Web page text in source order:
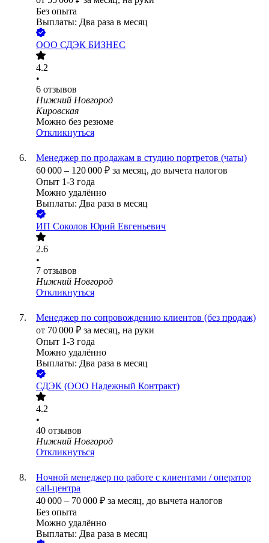
Без опыта
Выплаты: Два раза в месяц
ООО СДЭК БИЗНЕС
4.2
•
6 отзывов
Нижний Новгород
Кировская
Можно без резюме
Откликнуться
Менеджер по продажам в студию портретов (чаты)
60 000 – 120 000 ₽ за месяц, до вычета налогов
Опыт 1-3 года
Можно удалённо
Выплаты: Два раза в месяц
ИП Соколов Юрий Евгеньевич
2.6
•
7 отзывов
Нижний Новгород
Откликнуться
Менеджер по сопровождению клиентов (без продаж)
от 70 000 ₽ за месяц, на руки
Опыт 1-3 года
Можно удалённо
Выплаты: Два раза в месяц
СДЭК (ООО Надежный Контракт)
4.2
•
40 отзывов
Нижний Новгород
Откликнуться
Ночной менеджер по работе с клиентами / оператор
call-центра
40 000 – 70 000 ₽ за месяц, до вычета налогов
Без опыта
Можно удалённо
Выплаты: Два раза в месяц